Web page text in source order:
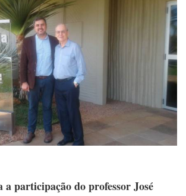
a participação do professor José